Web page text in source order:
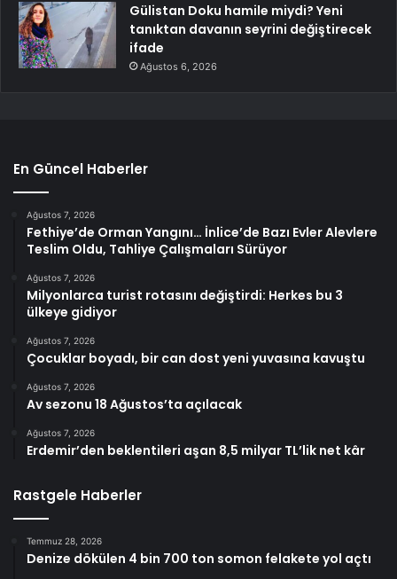
Gülistan Doku hamile miydi? Yeni
tanıktan davanın seyrini değiştirecek
ifade
Ağustos 6, 2026
En Güncel Haberler
Ağustos 7, 2026
Fethiye’de Orman Yangını… İnlice’de Bazı Evler Alevlere
Teslim Oldu, Tahliye Çalışmaları Sürüyor
Ağustos 7, 2026
Milyonlarca turist rotasını değiştirdi: Herkes bu 3
ülkeye gidiyor
Ağustos 7, 2026
Çocuklar boyadı, bir can dost yeni yuvasına kavuştu
Ağustos 7, 2026
Av sezonu 18 Ağustos’ta açılacak
Ağustos 7, 2026
Erdemir’den beklentileri aşan 8,5 milyar TL’lik net kâr
Rastgele Haberler
Temmuz 28, 2026
Denize dökülen 4 bin 700 ton somon felakete yol açtı